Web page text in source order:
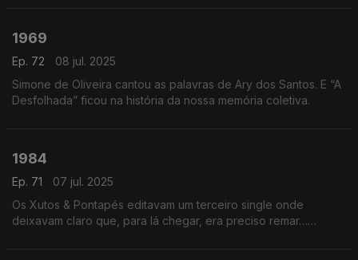
1969
Ep. 72
08 jul. 2025
Simone de Oliveira cantou as palavras de Ary dos Santos. E “A
Desfolhada” ficou na história da nossa memória coletiva.
1984
Ep. 71
07 jul. 2025
Os Xutos & Pontapés editavam um terceiro single onde
deixavam claro que, para lá chegar, era preciso remar…